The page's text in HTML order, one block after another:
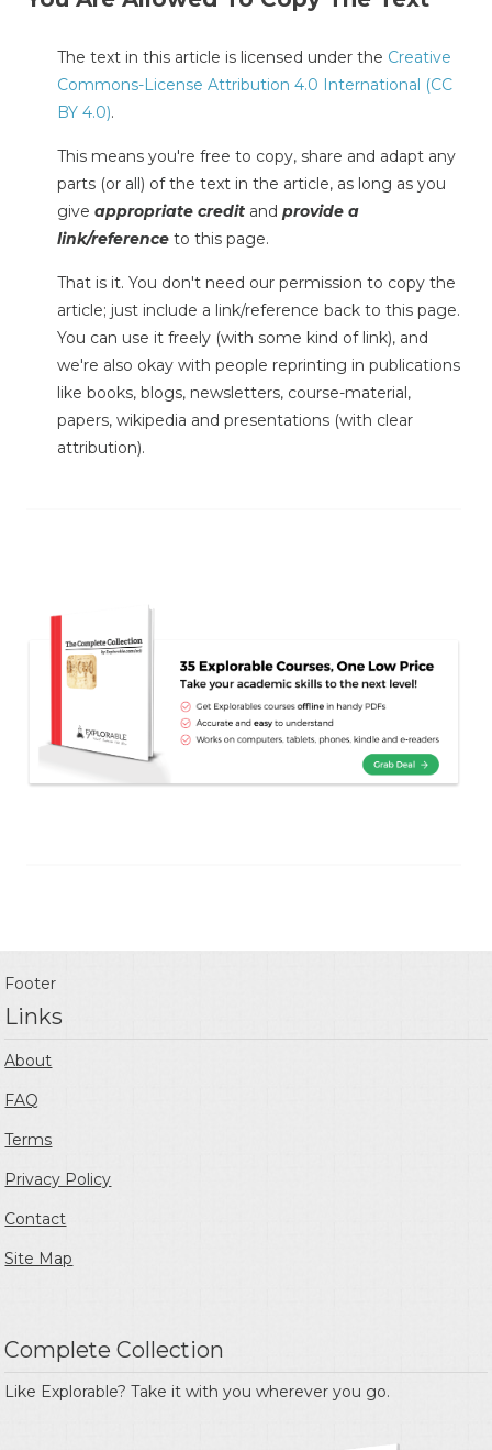
The text in this article is licensed under the Creative
Commons-License Attribution 4.0 International (CC
BY 4.0).
This means you're free to copy, share and adapt any
parts (or all) of the text in the article, as long as you
give appropriate credit and provide a
link/reference to this page.
That is it. You don't need our permission to copy the
article; just include a link/reference back to this page.
You can use it freely (with some kind of link), and
we're also okay with people reprinting in publications
like books, blogs, newsletters, course-material,
papers, wikipedia and presentations (with clear
attribution).
Footer
Links
About
FAQ
Terms
Privacy Policy
Contact
Site Map
Complete Collection
Like Explorable? Take it with you wherever you go.